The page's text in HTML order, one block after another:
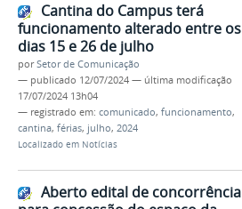
Cantina do Campus terá
funcionamento alterado entre os
dias 15 e 26 de julho
porSetor de Comunicação
— publicado 12/07/2024 — última modificação
17/07/2024 13h04
— registrado em: comunicado, funcionamento,
cantina, férias, julho, 2024
Localizado em Notícias
Aberto edital de concorrência